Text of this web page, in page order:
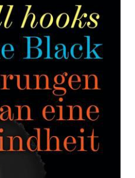
Kindheit
Kindheitsgeschichte
des Schwarzen